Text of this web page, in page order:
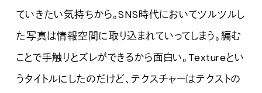
ていきたい気持ちから。SNS時代においてツルツルし
た写真は情報空間に取り込まれていってしまう。編む
ことで手触りとズレができるから面白い。Textureとい
うタイトルにしたのだけど、テクスチャーはテクストの